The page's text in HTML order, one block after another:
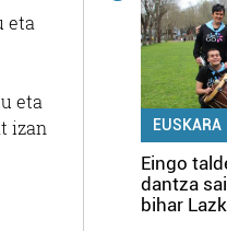
eta
eta
izan
EUSKARA
Eingo
dantza
bihar